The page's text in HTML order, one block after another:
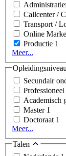
Callcenter /
Transport /
Online
Productie 1
Meer...
Secundair
Academisch
Master 1
Doctoraat 1
Meer...
Talen